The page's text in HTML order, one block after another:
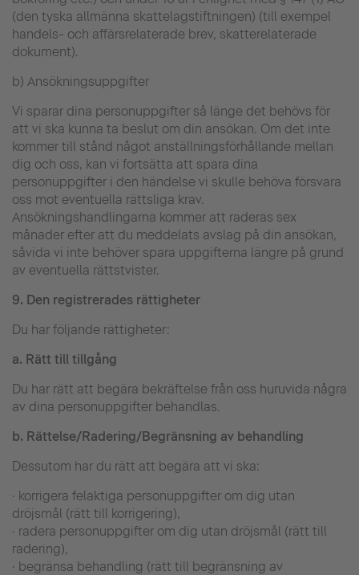
(den tyska allmänna skattelagstiftningen) (till exempel
handels- och affärsrelaterade brev, skatterelaterade
dokument).
b) Ansökningsuppgifter
Vi sparar dina personuppgifter så länge det behövs för
att vi ska kunna ta beslut om din ansökan. Om det inte
kommer till stånd något anställningsförhållande mellan
dig och oss, kan vi fortsätta att spara dina
personuppgifter i den händelse vi skulle behöva försvara
oss mot eventuella rättsliga krav.
Ansökningshandlingarna kommer att raderas sex
månader efter att du meddelats avslag på din ansökan,
såvida vi inte behöver spara uppgifterna längre på grund
av eventuella rättstvister.
9. Den registrerades rättigheter
Du har följande rättigheter:
a. Rätt till tillgång
Du har rätt att begära bekräftelse från oss huruvida några
av dina personuppgifter behandlas.
b. Rättelse/Radering/Begränsning av behandling
Dessutom har du rätt att begära att vi ska:
· korrigera felaktiga personuppgifter om dig utan
dröjsmål (rätt till korrigering),
· radera personuppgifter om dig utan dröjsmål (rätt till
radering),
· begränsa behandling (rätt till begränsning av